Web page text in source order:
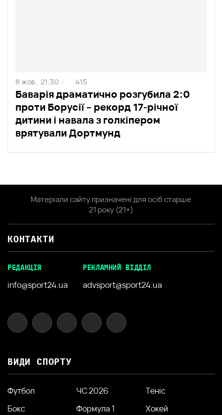
Баварія драматично розгубила 2:0
проти Борусії – рекорд 17-річної
дитини і навала з голкіпером
врятували Дортмунд
8 жов , 21:30 / 415
Матеріали сайту призначені для осіб старше
21 року (21+)
КОНТАКТИ
РЕДАКЦІЯ
info@sport24.ua
РЕКЛАМНИЙ ВІДДІЛ
advsport@sport24.ua
ВИДИ СПОРТУ
Футбол ЧС 2026
Теніс
Бокс
Формула 1
Хокей